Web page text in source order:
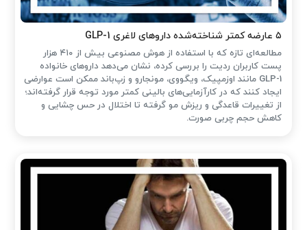
۵ عارضه کمتر شناخته‌شده داروهای لاغری GLP-1
مطالعه‌ای تازه که با استفاده از هوش مصنوعی بیش از ۴۱۰ هزار
پست کاربران ردیت را بررسی کرده، نشان می‌دهد داروهای خانواده
GLP-1 مانند اوزمپیک، ویگووی، مونجارو و زپ‌باند ممکن است عوارضی
ایجاد کنند که در کارآزمایی‌های بالینی کمتر مورد توجه قرار گرفته‌اند؛
از تغییرات قاعدگی و ریزش مو گرفته تا اختلال در حس چشایی و
کاهش حجم چربی صورت.